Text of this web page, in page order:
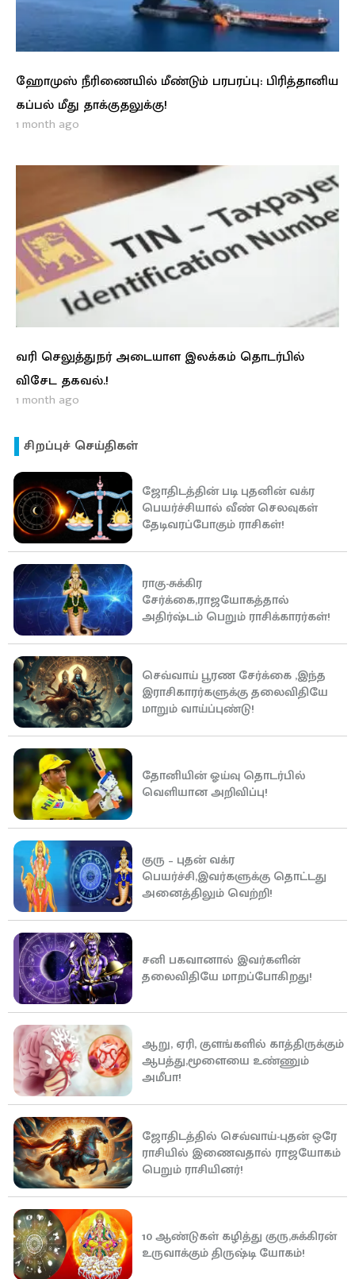
ஹோமுஸ் நீரிணையில் மீண்டும் பரபரப்பு: பிரித்தானிய
கப்பல் மீது தாக்குதலுக்கு!
1 month ago
வரி செலுத்துநர் அடையாள இலக்கம் தொடர்பில்
விசேட தகவல்.!
1 month ago
சிறப்புச் செய்திகள்
ஜோதிடத்தின் படி புதனின் வக்ர
பெயர்ச்சியால் வீண் செலவுகள்
தேடிவரப்போகும் ராசிகள்!
ராகு-சுக்கிர
சேர்க்கை,ராஜயோகத்தால்
அதிர்ஷ்டம் பெறும் ராசிக்காரர்கள்!
செவ்வாய் பூரண சேர்க்கை ,இந்த
இராசிகாரர்களுக்கு தலைவிதியே
மாறும் வாய்ப்புண்டு!
தோனியின் ஓய்வு தொடர்பில்
வெளியான அறிவிப்பு!
குரு – புதன் வக்ர
பெயர்ச்சி,இவர்களுக்கு தொட்டது
அனைத்திலும் வெற்றி!
சனி பகவானால் இவர்களின்
தலைவிதியே மாறப்போகிறது!
ஆறு, ஏரி, குளங்களில் காத்திருக்கும்
ஆபத்து,மூளையை உண்ணும்
அமீபா!
ஜோதிடத்தில் செவ்வாய்-புதன் ஒரே
ராசியில் இணைவதால் ராஜயோகம்
பெறும் ராசியினர்!
10 ஆண்டுகள் கழித்து குரு,சுக்கிரன்
உருவாக்கும் திருஷ்டி யோகம்!